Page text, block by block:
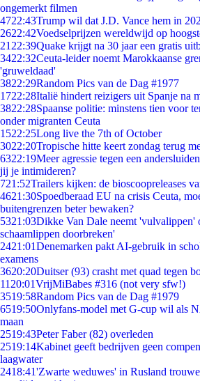
ongemerkt filmen
4722:43Trump wil dat J.D. Vance hem in
2622:42Voedselprijzen wereldwijd op
21 22:39Quake krijgt na 30 jaar een gratis
3422:32Ceuta-leider noemt Marokkaanse
'gruweldaad'
3822:29Random Pics van de Dag #1977
1722:28Italië hindert reizigers uit Spanje na
3822:28Spaanse politie: minstens tien voor
onder migranten Ceuta
1522:25Long live the 7th of October
3022:20Tropische hitte keert zondag terug
6322:19Meer agressie tegen een
jij je intimideren?
721:52Trailers kijken: de bioscoopreleases
4621:30Spoedberaad EU na crisis Ceuta,
buitengrenzen beter bewaken?
5321:03Dikke Van Dale neemt 'vulvalippen'
schaamlippen doorbreken'
2421:01Denemarken pakt AI-gebruik in
examens
3620:20Duitser (93) crasht met quad tegen
11 20:01VrijMiBabes #316 (not very sfw!)
3519:58Random Pics van de Dag #1979
6519:50Onlyfans-model met G-cup wil als
maan
2519:43Peter Faber (82) overleden
2519:14Kabinet geeft bedrijven geen
laagwater
2418:41'Zwarte weduwes' in Rusland